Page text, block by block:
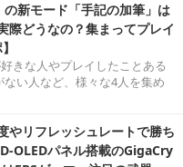
新モード「手記の加筆」は
どうなの？集まってプレイ
きな人やプレイしたことある
い人など、様々な4人を集め
やリフレッシュレートで勝ち
OLEDパネル搭載のGigaCry